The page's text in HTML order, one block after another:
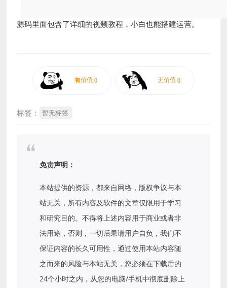
源码里面包含了详细的视频教程，小白也能搭建运营。
标签： 暂无标签
免责声明：
本站提供的资源，都来自网络，版权争议与本
站无关，所有内容及软件的文章仅限用于学习
和研究目的。不得将上述内容用于商业或者非
法用途，否则，一切后果请用户自负，我们不
保证内容的长久可用性，通过使用本站内容随
之而来的风险与本站无关，您必须在下载后的
24个小时之内，从您的电脑/手机中彻底删除上